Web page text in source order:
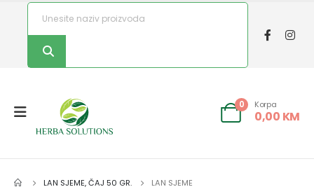
0 Korpa
0,00 KM
LAN SJEME, ČAJ 50 GR. LAN SJEME